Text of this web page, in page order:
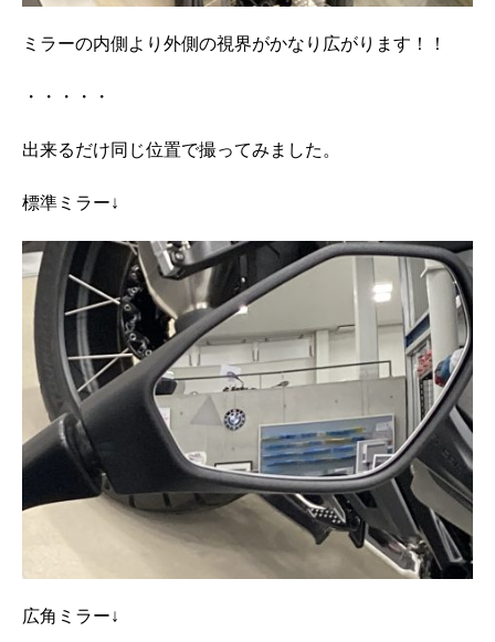
ミラーの内側より外側の視界がかなり広がります！！
・・・・・
出来るだけ同じ位置で撮ってみました。
標準ミラー↓
広角ミラー↓